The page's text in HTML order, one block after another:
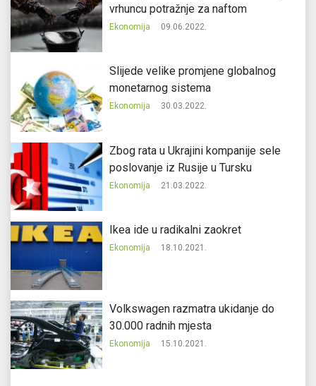
vrhuncu potražnje za naftom
Ekonomija 09.06.2022.
Slijede velike promjene globalnog
monetarnog sistema
Ekonomija 30.03.2022.
Zbog rata u Ukrajini kompanije sele
poslovanje iz Rusije u Tursku
Ekonomija 21.03.2022.
Ikea ide u radikalni zaokret
Ekonomija 18.10.2021.
Volkswagen razmatra ukidanje do
30.000 radnih mjesta
Ekonomija 15.10.2021.